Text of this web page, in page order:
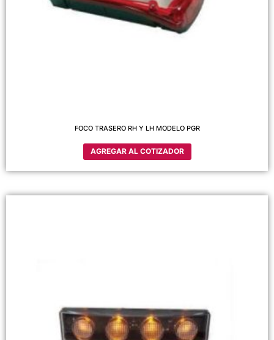
FOCO TRASERO RH Y LH MODELO PGR
AGREGAR AL COTIZADOR